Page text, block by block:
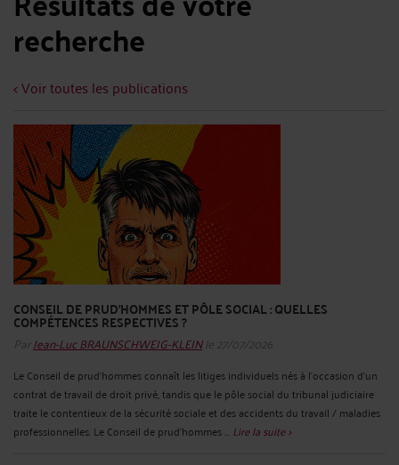
recherche
< Voir toutes les publications
CONSEIL DE PRUD’HOMMES ET PÔLE SOCIAL : QUELLES
COMPÉTENCES RESPECTIVES ?
Par Jean-Luc BRAUNSCHWEIG-KLEINle 27/07/2026
Le Conseil de prud’hommes connaît les litiges individuels nés à l’occasion d’un
contrat de travail de droit privé, tandis que le pôle social du tribunal judiciaire
traite le contentieux de la sécurité sociale et des accidents du travail / maladies
professionnelles. Le Conseil de prud’hommes ... Lire la suite >